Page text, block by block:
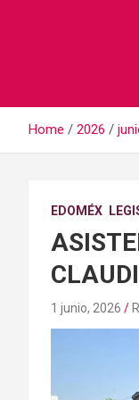
Home 2026
EDOMÉX
1 junio, 2026